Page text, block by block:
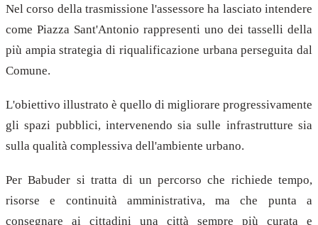
Nel corso della trasmissione l'assessore ha lasciato intendere
come Piazza Sant'Antonio rappresenti uno dei tasselli della
più ampia strategia di riqualificazione urbana perseguita dal
Comune.
L'obiettivo illustrato è quello di migliorare progressivamente
gli spazi pubblici, intervenendo sia sulle infrastrutture sia
sulla qualità complessiva dell'ambiente urbano.
Per Babuder si tratta di un percorso che richiede tempo,
risorse e continuità amministrativa, ma che punta a
consegnare ai cittadini una città sempre più curata e